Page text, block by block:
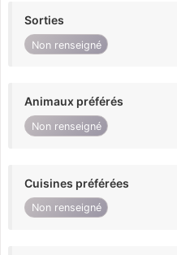
Sorties
Non renseigné
Animaux préférés
Non renseigné
Cuisines préférées
Non renseigné